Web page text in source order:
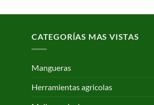
CATEGORÍAS MAS VISTAS
Mangueras
Herramientas agricolas